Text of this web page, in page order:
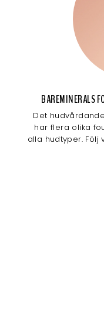
BAREMINERALS
Det
har flera olika
alla hudtyper.